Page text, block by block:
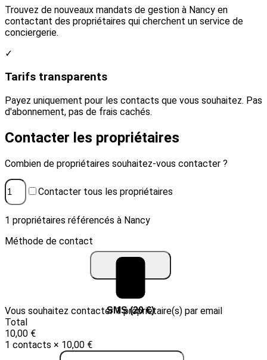
Trouvez de nouveaux mandats de gestion à Nancy en
contactant des propriétaires qui cherchent un service de
conciergerie.
✓
Tarifs transparents
Payez uniquement pour les contacts que vous souhaitez. Pas
d'abonnement, pas de frais cachés.
Contacter les propriétaires
Combien de propriétaires souhaitez-vous contacter ?
Contacter tous les propriétaires
1 propriétaires référencés à Nancy
Méthode de contact
Email (10 €) SMS (20 €)
Vous souhaitez contacter 1 propriétaire(s) par email
Total
10,00 €
1 contacts × 10,00 €